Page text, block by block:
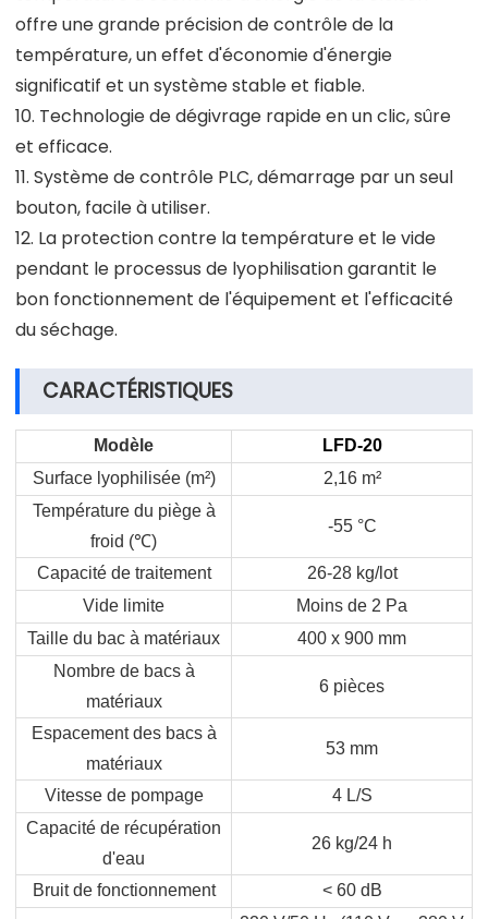
offre une grande précision de contrôle de la
température, un effet d'économie d'énergie
significatif et un système stable et fiable.
10. Technologie de dégivrage rapide en un clic, sûre
et efficace.
11. Système de contrôle PLC, démarrage par un seul
bouton, facile à utiliser.
12. La protection contre la température et le vide
pendant le processus de lyophilisation garantit le
bon fonctionnement de l'équipement et l'efficacité
du séchage.
CARACTÉRISTIQUES
Modèle
LFD-20
Surface lyophilisée (m²)
2,16 m²
Température du piège à
froid (℃)
-55 °C
Capacité de traitement
26-28 kg/lot
Vide limite
Moins de 2 Pa
Taille du bac à matériaux
400 x 900 mm
Nombre de bacs à
matériaux
6 pièces
Espacement des bacs à
matériaux
53 mm
Vitesse de pompage
4 L/S
Capacité de récupération
d'eau
26 kg/24 h
Bruit de fonctionnement
< 60 dB